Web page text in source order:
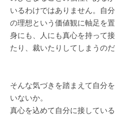
いるわけではありません。自
の理想という価値観に軸足を
身にも、人にも真心を持って
たり、裁いたりしてしまうのだ
そんな気づきを踏まえて自分
いないか。
真心を込めて自分に接してい